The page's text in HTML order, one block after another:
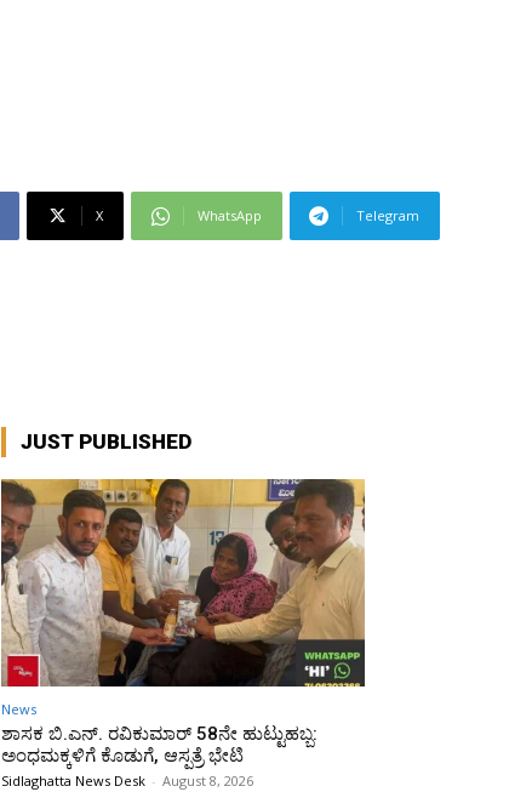
X WhatsApp Telegram
JUST PUBLISHED
News
ಶಾಸಕ ಬಿ.ಎನ್. ರವಿಕುಮಾರ್ 58ನೇ ಹುಟ್ಟುಹಬ್ಬ:
ಅಂಧಮಕ್ಕಳಿಗೆ ಕೊಡುಗೆ, ಆಸ್ಪತ್ರೆ ಭೇಟಿ
Sidlaghatta News Desk - August 8, 2026